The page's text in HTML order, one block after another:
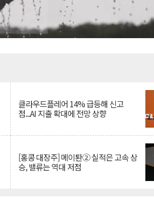
클라우드플레어 14% 급등해 신고
점...AI 지출 확대에 전망 상향
[홍콩 대장주] 메이퇀② 실적은 고속 상
승, 밸류는 역대 저점